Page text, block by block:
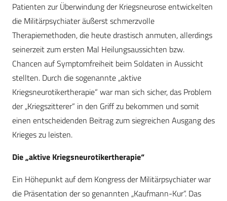
Patienten zur Überwindung der Kriegsneurose entwickelten
die Militärpsychiater äußerst schmerzvolle
Therapiemethoden, die heute drastisch anmuten, allerdings
seinerzeit zum ersten Mal Heilungsaussichten bzw.
Chancen auf Symptomfreiheit beim Soldaten in Aussicht
stellten. Durch die sogenannte „aktive
Kriegsneurotikertherapie“ war man sich sicher, das Problem
der „Kriegszitterer“ in den Griff zu bekommen und somit
einen entscheidenden Beitrag zum siegreichen Ausgang des
Krieges zu leisten.
Die „aktive Kriegsneurotikertherapie“
Ein Höhepunkt auf dem Kongress der Militärpsychiater war
die Präsentation der so genannten „Kaufmann-Kur“. Das